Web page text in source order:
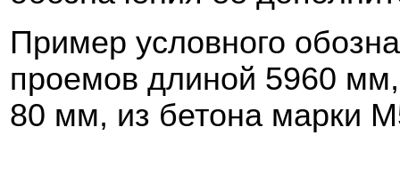
Пример условного
проемов длиной 5960
80 мм, из бетона марки